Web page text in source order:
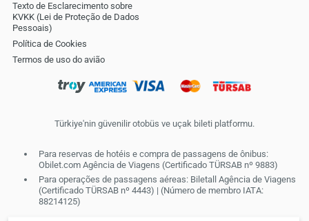
Texto de Esclarecimento sobre
KVKK (Lei de Proteção de Dados
Pessoais)
Política de Cookies
Termos de uso do avião
Türkiye'nin güvenilir otobüs ve uçak bileti platformu.
Para reservas de hotéis e compra de passagens de ônibus:
Obilet.com Agência de Viagens (Certificado TÜRSAB nº 9883)
Para operações de passagens aéreas: Biletall Agência de Viagens
(Certificado TÜRSAB nº 4443) | (Número de membro IATA:
88214125)